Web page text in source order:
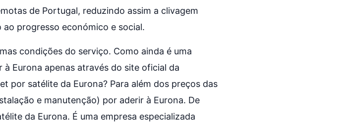
de Portugal, reduzindo assim a clivagem
progresso económico e social.
condições do serviço. Como ainda é uma
Eurona apenas através do site oficial da
por satélite da Eurona? Para além dos preços das
e manutenção) por aderir à Eurona. De
da Eurona. É uma empresa especializada